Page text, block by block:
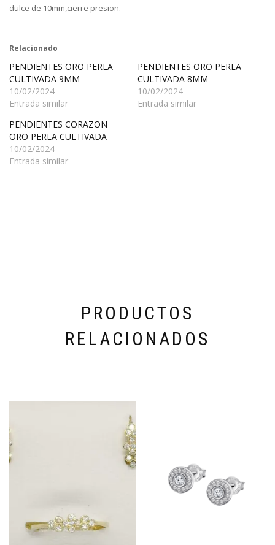
dulce de 10mm,cierre presion.
Relacionado
PENDIENTES ORO PERLA
CULTIVADA 9MM
10/02/2024
Entrada similar
PENDIENTES ORO PERLA
CULTIVADA 8MM
10/02/2024
Entrada similar
PENDIENTES CORAZON
ORO PERLA CULTIVADA
10/02/2024
Entrada similar
PRODUCTOS
RELACIONADOS